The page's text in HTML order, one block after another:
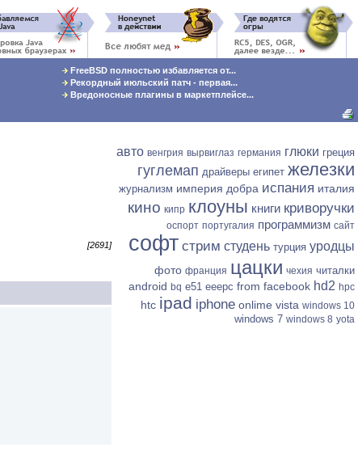
FreeBSD полностью избавляется от...
Рекордный июльский патч - первая...
Вредоносные плагины в маркетплейсе...
[2691]
авто венгрия вырвиглаз германия глюки греция
гуглемап драйверы египет железки
журнализм империя добра испания италия
кино кипр клоуны книги криворучки
оспорт португалия программизм сайт
софт стрим студень турция уродцы
фото франция цацки чехия читалки
android bq e51 eeepc from facebook hd2 hpc
htc ipad iphone onlime vista windows 10
windows 7 windows 8 yota